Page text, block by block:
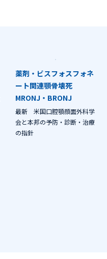
薬剤・ビスフォスフォネ
ート関連顎骨壊死
MRONJ・BRONJ
最新 米国口腔顎顔面外科学
会と本邦の予防・診断・治療
の指針